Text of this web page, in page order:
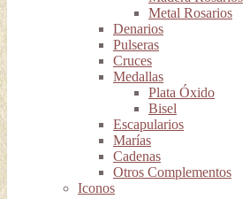
Metal Rosarios
Denarios
Pulseras
Cruces
Medallas
Plata Óxido
Bisel
Escapularios
Marías
Cadenas
Otros Complementos
Iconos